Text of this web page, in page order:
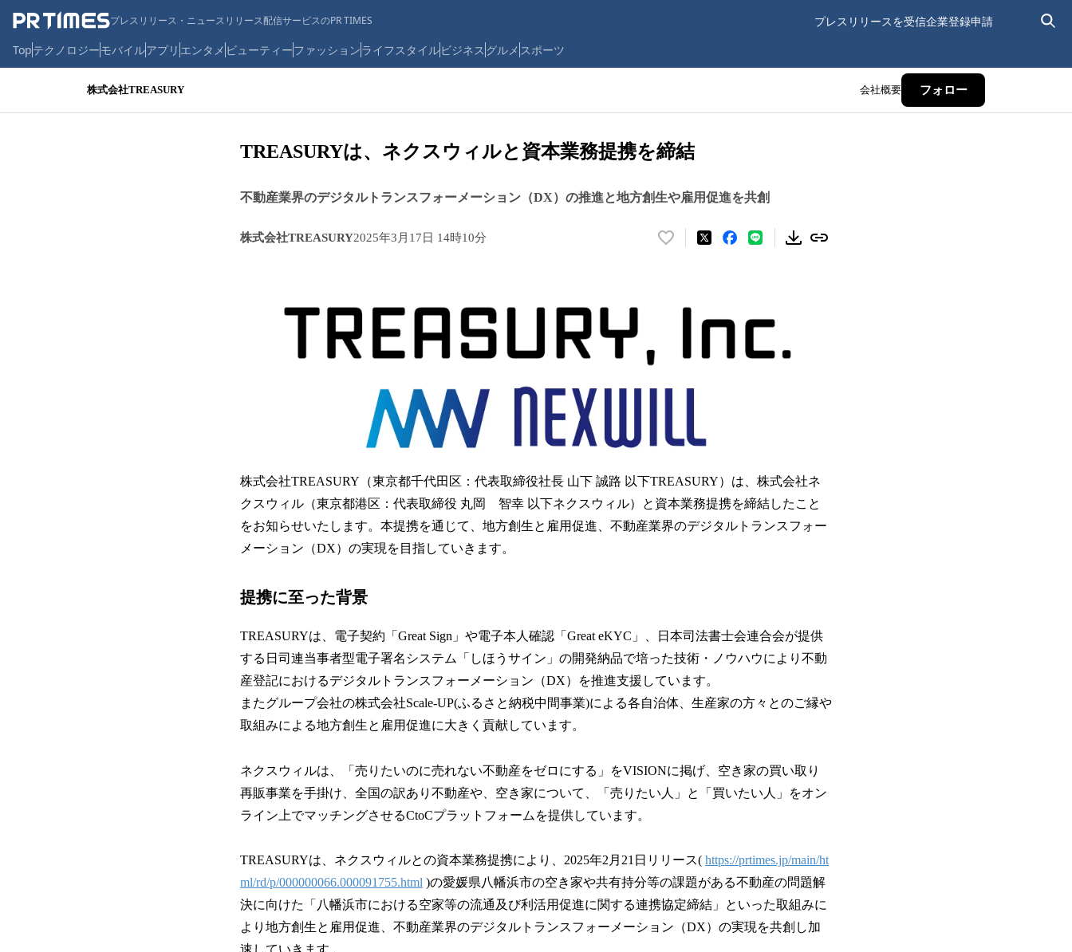
プレスリリース・ニュースリリース配信サービスのPR TIMES プレスリリースを受信企業登録申請
Topテクノロジーモバイルアプリ エンタメ ビューティーファッションライフスタイルビジネス グルメ スポーツ
株式会社TREASURY 会社概要 フォロー
TREASURYは、ネクスウィルと資本業務提携を締結
不動産業界のデジタルトランスフォーメーション（DX）の推進と地方創生や雇用促進を共創
株式会社TREASURY2025年3月17日 14時10分
い
す
株式会社TREASURY（東京都千代田区：代表取締役社長 山下 誠路 以下TREASURY）は、株式会社ネ
クスウィル（東京都港区：代表取締役 丸岡 智幸 以下ネクスウィル）と資本業務提携を締結したこと
をお知らせいたします。本提携を通じて、地方創生と雇用促進、不動産業界のデジタルトランスフォー
メーション（DX）の実現を目指していきます。
提携に至った背景
TREASURYは、電子契約「Great Sign」や電子本人確認「Great eKYC」、日本司法書士会連合会が提供
する日司連当事者型電子署名システム「しほうサイン」の開発納品で培った技術・ノウハウにより不動
産登記におけるデジタルトランスフォーメーション（DX）を推進支援しています。
またグループ会社の株式会社Scale-UP(ふるさと納税中間事業)による各自治体、生産家の方々とのご縁や
取組みによる地方創生と雇用促進に大きく貢献しています。
ネクスウィルは、「売りたいのに売れない不動産をゼロにする」をVISIONに掲げ、空き家の買い取り
再販事業を手掛け、全国の訳あり不動産や、空き家について、「売りたい人」と「買いたい人」をオン
ライン上でマッチングさせるCtoCプラットフォームを提供しています。
TREASURYは、ネクスウィルとの資本業務提携により、2025年2月21日リリース( https://prtimes.jp/main/ht
ml/rd/p/000000066.000091755.html )の愛媛県八幡浜市の空き家や共有持分等の課題がある不動産の問題解
決に向けた「八幡浜市における空家等の流通及び利活用促進に関する連携協定締結」といった取組みに
より地方創生と雇用促進、不動産業界のデジタルトランスフォーメーション（DX）の実現を共創し加